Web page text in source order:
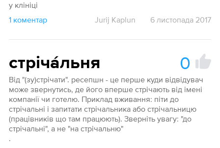
у клініці
1 коментар
Jurij Kaplun 6 листопада 2017
стріча́льня 0
Від "(зу)стрічати". ресепшн - це перше куди відвідувач
може звернутись, де його вперше стрічають від імені
компанії чи готелю. Приклад вживання: піти до
стрічальні і запитати стрічальника або стрічальницю
(працівників що там працюють). Зверніть увагу: "до
стрічальні", а не "на стрічальню"
.